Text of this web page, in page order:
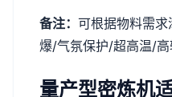
备注： 可根据物料需
爆/气氛保护/超高温/
量产型密炼机